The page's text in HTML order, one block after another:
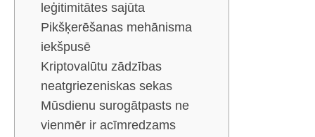
leģitimitātes sajūta
Pikšķerēšanas mehānisma
iekšpusē
Kriptovalūtu zādzības
neatgriezeniskas sekas
Mūsdienu surogātpasts ne
vienmēr ir acīmredzams